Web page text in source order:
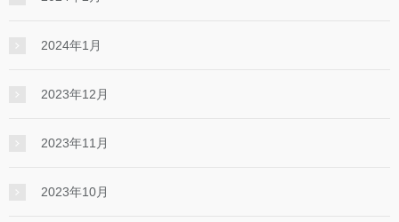
2024年1月
2023年12月
2023年11月
2023年10月